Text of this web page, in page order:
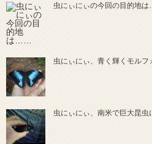
虫にぃにぃの今回の目的地
虫にぃにぃ、青く輝くモルフ
虫にぃにぃ、南米で巨大昆虫